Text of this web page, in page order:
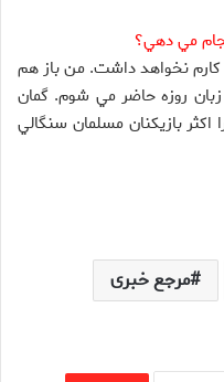
مي دهي؟
نخواهد داشت. من باز هم
زبان روزه حاضر مي شوم. گمان
بازيکنان مسلمان سنگالي
مرجع خبری